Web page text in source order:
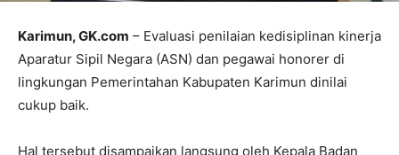
Karimun, GK.com – Evaluasi penilaian kedisiplinan kinerja
Aparatur Sipil Negara (ASN) dan pegawai honorer di
lingkungan Pemerintahan Kabupaten Karimun dinilai
cukup baik.
Hal tersebut disampaikan langsung oleh Kepala Badan